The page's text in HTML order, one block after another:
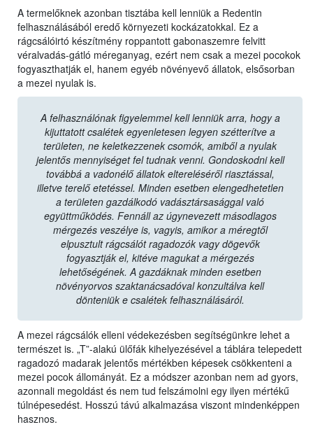
A termelőknek azonban tisztába kell lenniük a Redentin
felhasználásából eredő környezeti kockázatokkal. Ez a
rágcsálóirtó készítmény roppantott gabonaszemre felvitt
véralvadás-gátló méreganyag, ezért nem csak a mezei pocokok
fogyaszthatják el, hanem egyéb növényevő állatok, elsősorban
a mezei nyulak is.
A felhasználónak figyelemmel kell lenniük arra, hogy a
kijuttatott csalétek egyenletesen legyen szétterítve a
területen, ne keletkezzenek csomók, amiből a nyulak
jelentős mennyiséget fel tudnak venni. Gondoskodni kell
továbbá a vadonélő állatok eltereléséről riasztással,
illetve terelő etetéssel. Minden esetben elengedhetetlen
a területen gazdálkodó vadásztársasággal való
együttműködés. Fennáll az úgynevezett másodlagos
mérgezés veszélye is, vagyis, amikor a méregtől
elpusztult rágcsálót ragadozók vagy dögevők
fogyasztják el, kitéve magukat a mérgezés
lehetőségének. A gazdáknak minden esetben
növényorvos szaktanácsadóval konzultálva kell
dönteniük e csalétek felhasználásáról.
A mezei rágcsálók elleni védekezésben segítségünkre lehet a
természet is. „T”-alakú ülőfák kihelyezésével a táblára telepedett
ragadozó madarak jelentős mértékben képesek csökkenteni a
mezei pocok állományát. Ez a módszer azonban nem ad gyors,
azonnali megoldást és nem tud felszámolni egy ilyen mértékű
túlnépesedést. Hosszú távú alkalmazása viszont mindenképpen
hasznos.